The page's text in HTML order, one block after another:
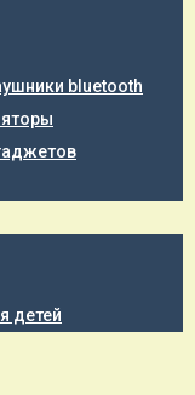
bluetooth
детей